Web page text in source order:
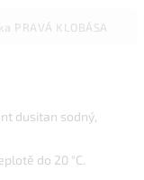
PRAVÁ KLOBÁSA
dusitan sodný,
do 20 °C.